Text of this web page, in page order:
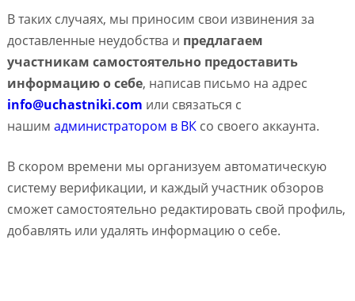
В таких случаях, мы приносим свои извинения за
доставленные неудобства и предлагаем
участникам самостоятельно предоставить
информацию о себе, написав письмо на адрес
info@uchastniki.com или связаться с
нашим администратором в ВКсо своего аккаунта.
В скором времени мы организуем автоматическую
систему верификации, и каждый участник обзоров
сможет самостоятельно редактировать свой профиль,
добавлять или удалять информацию о себе.